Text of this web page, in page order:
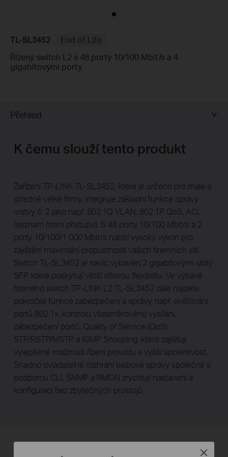
TL-SL3452
End of Life
Řízený switch L2 s 48 porty 10/100 Mbit/s a 4
gigabitovými porty
Přehled
K čemu slouží tento produkt
Zařízení TP-LINK TL-SL3452, které je určeno pro malé a
středně velké firmy, integruje základní funkce správy
vrstvy č. 2 jako např. 802.1Q VLAN, 802.1P QoS, ACL
(seznam řízení přístupu). S 48 porty 10/100 Mbit/s a 2
porty 10/100/1 000 Mbit/s nabízí vysoký výkon pro
zajištění maximální propustnosti vašich firemních sítí.
Switch TL-SL3452 je navíc vybaven 2 gigabitovými sloty
SFP, které poskytují větší síťovou flexibilitu. Ve výbavě
řízeného switch TP-LINK L2 TL-SL3452 dále najdete
pokročilé funkce zabezpečení a správy, např. ověřování
portů 802.1x, kontrolu všesměrového vysílání,
zabezpečení portů, Quality of Service (QoS),
STP/RSTP/MSTP a IGMP Snooping, které zajišťují
vylepšené možnosti řízení provozu a vyšší spolehlivost.
Snadno ovladatelné rozhraní webové správy společně s
podporou CLI, SNMP a RMON zrychlují nastavení a
konfiguraci bez zbytečných prostojů.
Zabezpečte svou síťovou
Close